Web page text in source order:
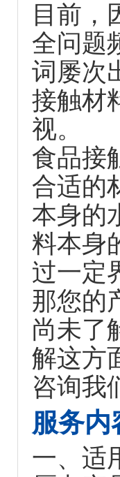
目前，
全问题
词屡次
接触材
视。
食品接
合适的
本身的
料本身
过一定
那您的
尚未了
解这方
咨询我
服务内
一、适